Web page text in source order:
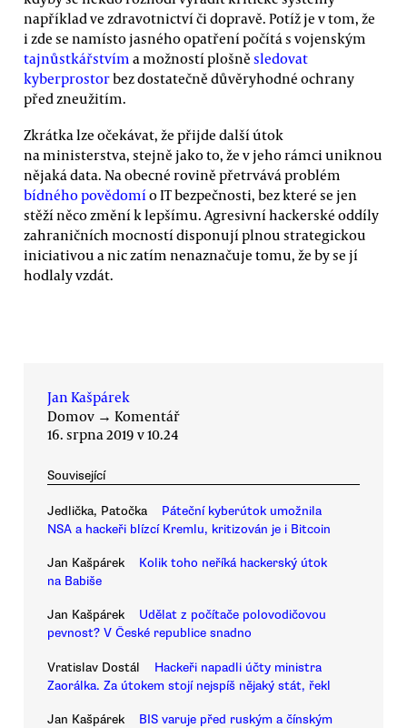
například ve zdravotnictví či dopravě. Potíž je v tom, že
i zde se namísto jasného opatření počítá s vojenským
tajnůstkářstvím a možností plošně sledovat
kyberprostorbez dostatečně důvěryhodné ochrany
před zneužitím.
Zkrátka lze očekávat, že přijde další útok
na ministerstva, stejně jako to, že v jeho rámci uniknou
nějaká data. Na obecné rovině přetrvává problém
bídného povědomí o IT bezpečnosti, bez které se jen
stěží něco změní k lepšímu. Agresivní hackerské oddíly
zahraničních mocností disponují plnou strategickou
iniciativou a nic zatím nenaznačuje tomu, že by se jí
hodlaly vzdát.
Jan Kašpárek
Domov → Komentář
16. srpna 2019 v 10.24
Související
Jedlička, Patočka
Páteční kyberútok umožnila
NSA a hackeři blízcí Kremlu, kritizován je i Bitcoin
Jan Kašpárek
Kolik toho neříká hackerský útok
na Babiše
Jan Kašpárek
Udělat z počítače polovodičovou
pevnost? V České republice snadno
Vratislav Dostál
Hackeři napadli účty ministra
Zaorálka. Za útokem stojí nejspíš nějaký stát, řekl
Jan Kašpárek
BIS varuje před ruským a čínským